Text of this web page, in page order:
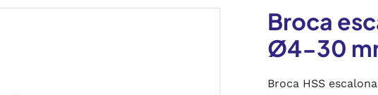
Broca
Ø4-30
Broca HSS